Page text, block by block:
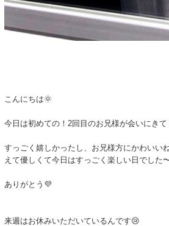
こんにちは🌞
今日は初めての！2回目のお兄様が会いにきて
すっごく嬉しかったし、お兄様方にかわいい
えて優しくて今日はすっごく楽しい日でした
ありがとう💜
来週はお休みいただいているんです😢